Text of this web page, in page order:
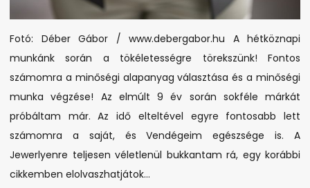
Fotó: Déber Gábor / www.debergabor.hu A hétköznapi
munkánk során a tökéletességre törekszünk! Fontos
számomra a minőségi alapanyag választása és a minőségi
munka végzése! Az elmúlt 9 év során sokféle márkát
próbáltam már. Az idő elteltével egyre fontosabb lett
számomra a saját, és Vendégeim egészsége is. A
Jewerlyenre teljesen véletlenül bukkantam rá, egy korábbi
cikkemben elolvaszhatjátok…